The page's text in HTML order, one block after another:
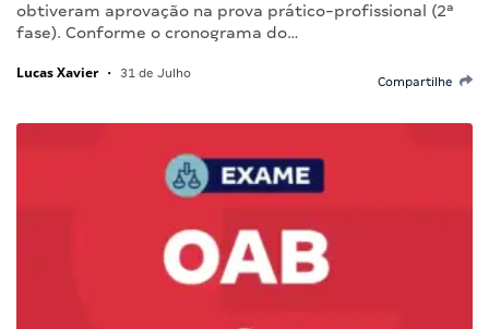
obtiveram aprovação na prova prático-profissional (2ª
fase). Conforme o cronograma do…
Lucas Xavier • 31 de Julho
Compartilhe